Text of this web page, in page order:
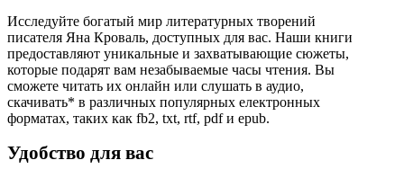
Исследуйте богатый мир литературных творений
писателя Яна Кроваль, доступных для вас. Наши книги
предоставляют уникальные и захватывающие сюжеты,
которые подарят вам незабываемые часы чтения. Вы
сможете читать их онлайн или слушать в аудио,
скачивать* в различных популярных електронных
форматах, таких как fb2, txt, rtf, pdf и epub.
Удобство для вас